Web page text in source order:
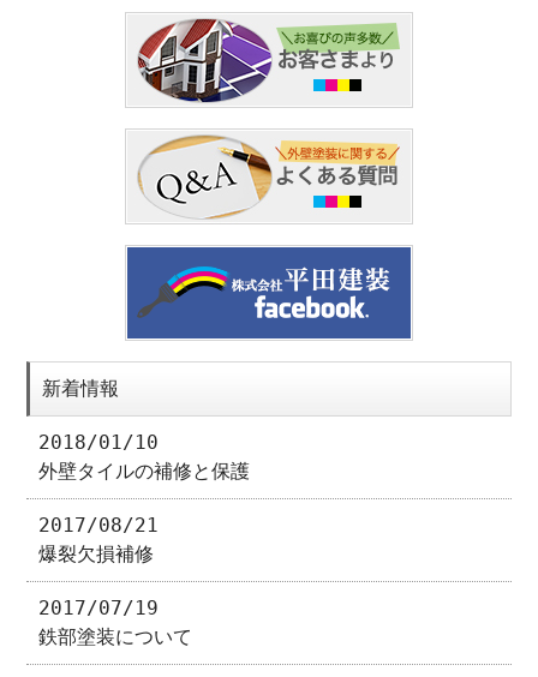
新着情報
2018/01/10
外壁タイルの補修と保護
2017/08/21
爆裂欠損補修
2017/07/19
鉄部塗装について